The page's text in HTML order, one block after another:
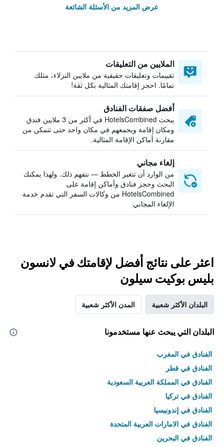
عرض المزيد من الأسئلة الشائعة
الملايين من التعليقات
تقييمات وتعليقات حقيقية من ملايين النزلاء، مثلك
تمامًا. احجز إقامتك المثالية بكل ثقة!
أفضل صفقات الفنادق
يبحث HotelsCombined في أكثر من 3 ملايين فندق
ومكان إقامة ويجمعهم في مكان واحد حتى تتمكن من
مقارنة أماكن الإقامة المثالية.
إلغاء مجاني
من الوارد أن تتغير الخطط — نتفهم ذلك. ولهذا يمكنك
البحث وحجز فنادق وأماكن إقامة على
HotelsCombined من وكالات السفر التي تقدم خدمة
الإلغاء المجاني
اعثر على نتائج أفضل لإقامتك في لانسون
بليس بوكيت سيلون
البلدان الأكثر شعبية المدن الأكثر شعبية
البلدان التي يبحث عنها مستخدمونا
الفنادق في المغرب
الفنادق في قطر
الفنادق في المملكة العربية السعودية
الفنادق في تركيا
الفنادق في إندونيسيا
الفنادق في الامارات العربية المتحدة
الفنادق في البحرين